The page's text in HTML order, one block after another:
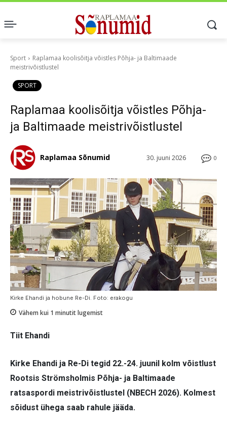
Sport
Raplamaa koolisõitja võistles Põhja- ja Baltimaade
meistrivõistlustel
SPORT
Raplamaa koolisõitja võistles Põhja-
ja Baltimaade meistrivõistlustel
0
30. juuni 2026
Raplamaa Sõnumid
Kirke Ehandi ja hobune Re-Di. Foto: erakogu
Vähem kui 1 minutit lugemist
Tiit Ehandi
Kirke Ehandi ja Re-Di tegid 22.-24. juunil kolm võistlust
Rootsis Strömsholmis Põhja- ja Baltimaade
ratsaspordi meistrivõistlustel (NBECH 2026). Kolmest
sõidust ühega saab rahule jääda.